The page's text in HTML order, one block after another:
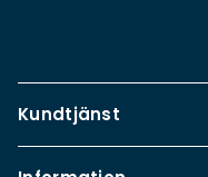
Kundtjänst